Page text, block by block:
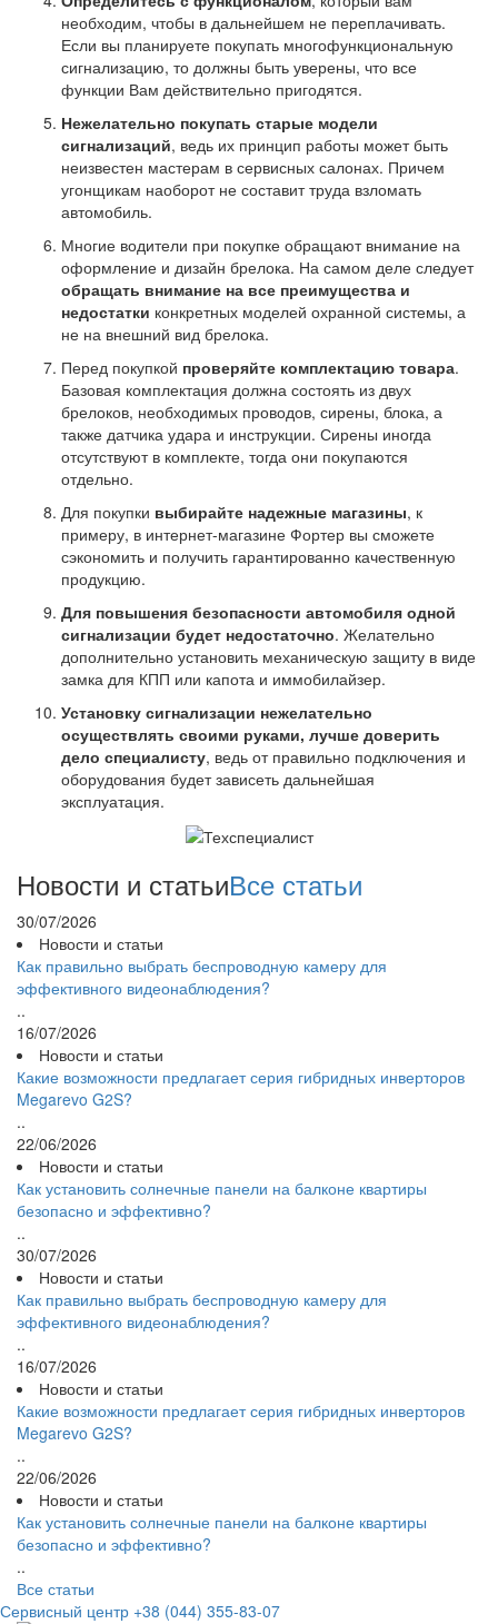
необходим, чтобы в дальнейшем не переплачивать.
Если вы планируете покупать многофункциональную
сигнализацию, то должны быть уверены, что все
функции Вам действительно пригодятся.
Нежелательно покупать старые модели
сигнализаций, ведь их принцип работы может быть
неизвестен мастерам в сервисных салонах. Причем
угонщикам наоборот не составит труда взломать
автомобиль.
Многие водители при покупке обращают внимание на
оформление и дизайн брелока. На самом деле следует
обращать внимание на все преимущества и
недостатки конкретных моделей охранной системы, а
не на внешний вид брелока.
Перед покупкой проверяйте комплектацию товара.
Базовая комплектация должна состоять из двух
брелоков, необходимых проводов, сирены, блока, а
также датчика удара и инструкции. Сирены иногда
отсутствуют в комплекте, тогда они покупаются
отдельно.
Для покупки выбирайте надежные магазины, к
примеру, в интернет-магазине Фортер вы сможете
сэкономить и получить гарантированно качественную
продукцию.
Для повышения безопасности автомобиля одной
сигнализации будет недостаточно. Желательно
дополнительно установить механическую защиту в виде
замка для КПП или капота и иммобилайзер.
Установку сигнализации нежелательно
осуществлять своими руками, лучше доверить
дело специалисту, ведь от правильно подключения и
оборудования будет зависеть дальнейшая
эксплуатация.
Новости и статьиВсе статьи
30/07/2026
Новости и статьи
Как правильно выбрать беспроводную камеру для
эффективного видеонаблюдения?
..
16/07/2026
Новости и статьи
Какие возможности предлагает серия гибридных инверторов
Megarevo G2S?
..
22/06/2026
Новости и статьи
Как установить солнечные панели на балконе квартиры
безопасно и эффективно?
..
30/07/2026
Новости и статьи
Как правильно выбрать беспроводную камеру для
эффективного видеонаблюдения?
..
16/07/2026
Новости и статьи
Какие возможности предлагает серия гибридных инверторов
Megarevo G2S?
..
22/06/2026
Новости и статьи
Как установить солнечные панели на балконе квартиры
безопасно и эффективно?
..
Все статьи
Сервисный центр +38 (044) 355-83-07